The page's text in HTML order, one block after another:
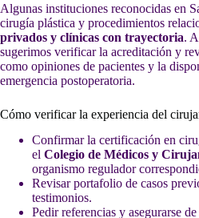
Algunas instituciones reconocidas en
cirugía plástica y procedimientos
privados y clínicas con trayectoria.
sugerimos verificar la acreditación y
como opiniones de pacientes y la
emergencia postoperatoria.
Cómo verificar la experiencia del
Confirmar la certificación en
el Colegio de Médicos y
organismo regulador
Revisar portafolio de casos
testimonios.
Pedir referencias y asegurarse